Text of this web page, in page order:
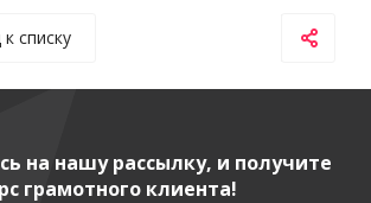
списку
на нашу рассылку, и получите
грамотного клиента!